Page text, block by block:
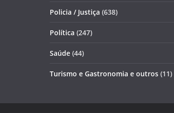
Policia / Justiça (638)
Política (247)
Saúde (44)
Turismo e Gastronomia e outros (11)